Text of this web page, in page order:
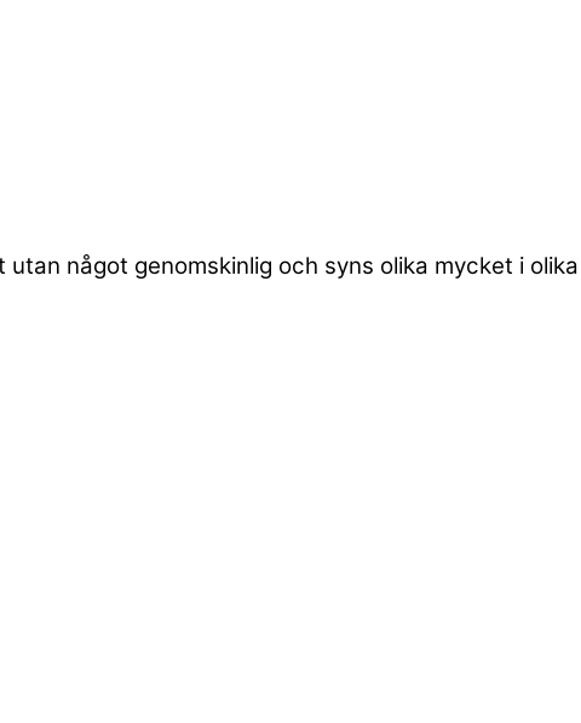
något genomskinlig och syns olika mycket i olika